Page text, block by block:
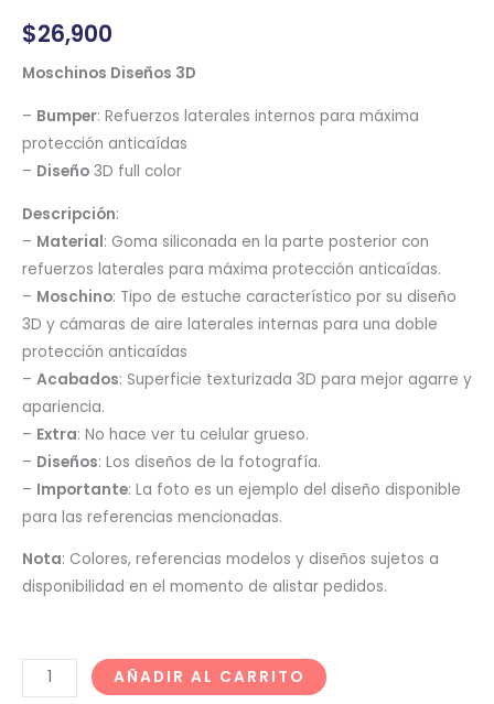
$26,900
Moschinos Diseños 3D
– Bumper: Refuerzos laterales internos para máxima
protección anticaídas
– Diseño 3D full color
Descripción:
– Material: Goma siliconada en la parte posterior con
refuerzos laterales para máxima protección anticaídas.
– Moschino: Tipo de estuche característico por su diseño
3D y cámaras de aire laterales internas para una doble
protección anticaídas
– Acabados: Superficie texturizada 3D para mejor agarre y
apariencia.
– Extra: No hace ver tu celular grueso.
– Diseños: Los diseños de la fotografía.
– Importante: La foto es un ejemplo del diseño disponible
para las referencias mencionadas.
Nota: Colores, referencias modelos y diseños sujetos a
disponibilidad en el momento de alistar pedidos.
AÑADIR AL CARRITO